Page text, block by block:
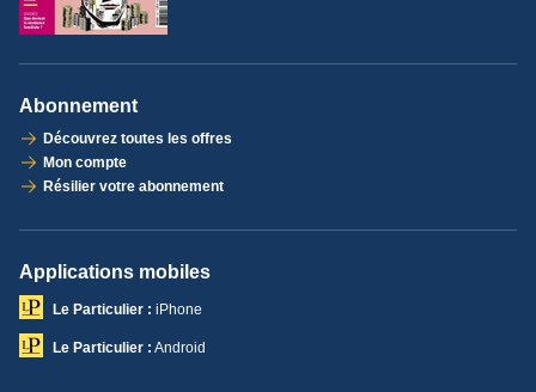
Abonnement
Découvrez toutes les offres
Mon compte
Résilier votre abonnement
Applications mobiles
Le Particulier : iPhone
Le Particulier : Android